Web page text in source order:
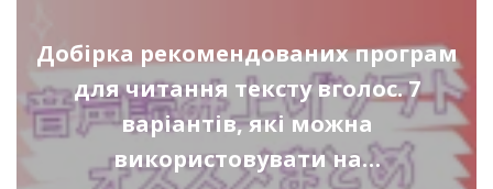
Добірка рекомендованих програм
для читання тексту вголос. 7
варіантів, які можна
використовувати на…